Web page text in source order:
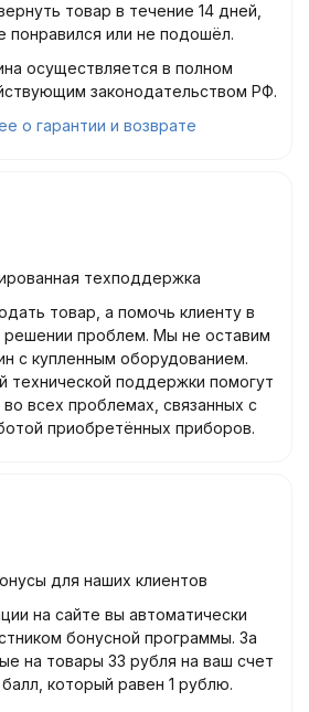
товар в течение 14 дней,
понравился или не подошёл.
осуществляется в полном
законодательством РФ.
о гарантии и возврате
техподдержка
товар, а помочь клиенту в
решении проблем. Мы не оставим
с купленным оборудованием.
технической поддержки помогут
всех проблемах, связанных с
приобретённых приборов.
для наших клиентов
на сайте вы автоматически
бонусной программы. За
на товары 33 рубля на ваш счет
балл, который равен 1 рублю.